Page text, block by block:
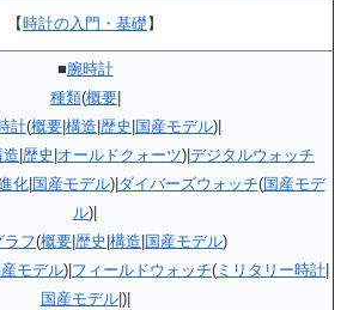
【時計の入門・基礎 】
■腕時計
種類(概要|
計(概要 構造 歴史 国産モデル)|
造 歴史 オールドクォーツ)| デジタルウォッチ
化| 国産モデル)| ダイバーズウォッチ(国産モデ
ル)|
ラフ(概要 歴史 構造 国産モデル)
産モデル)| フィールドウォッチ( ミリタリー時計
国産モデル|)|